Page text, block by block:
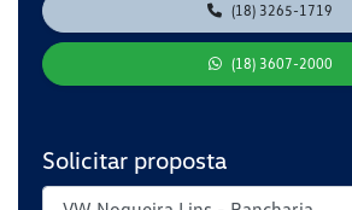
(18) 3265-1719
(18) 3607-2000
Solicitar proposta